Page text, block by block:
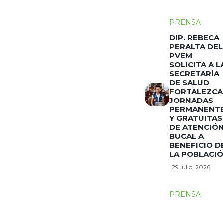
PRENSA
DIP. REBECA
PERALTA DEL
PVEM
SOLICITA A
SECRETARÍA
DE SALUD
FORTALEZCA
JORNADAS
Y GRATUITAS
DE
BUCAL A
BENEFICIO
LA
29 julio, 2026
PRENSA